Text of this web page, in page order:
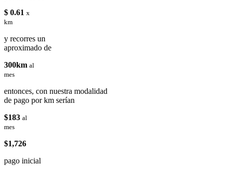
$ 0.61 x
km
y recorres un
aproximado de
300km al
mes
entonces, con nuestra modalidad
de pago por km serían
$183 al
mes
$1,726
pago inicial